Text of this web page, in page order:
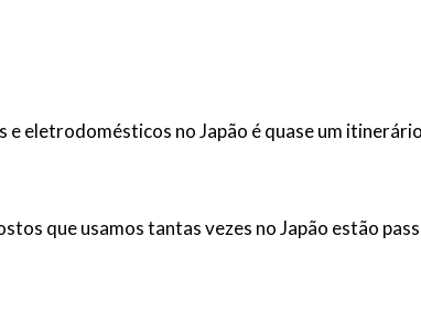
eletrodomésticos no Japão é quase um
que usamos tantas vezes no Japão estão